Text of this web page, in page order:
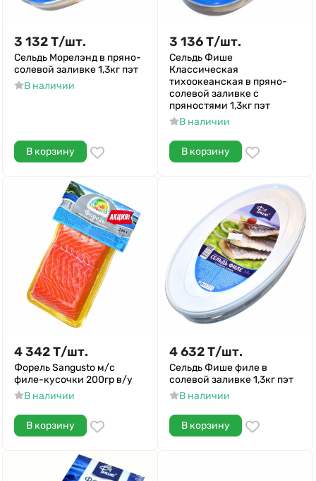
3 132Т/шт.
Сельдь Морелэнд в пряно-
солевой заливке 1,3кг пэт
В наличии
В корзину
3 136Т/шт.
Сельдь Фише
Классическая
тихоокеанская в пряно-
солевой заливке с
пряностями 1,3кг пэт
В наличии
В корзину
4 342Т/шт.
Форель Sangusto м/с
филе-кусочки 200гр в/у
В наличии
В корзину
4 632Т/шт.
Сельдь Фише филе в
солевой заливке 1,3кг пэт
В наличии
В корзину